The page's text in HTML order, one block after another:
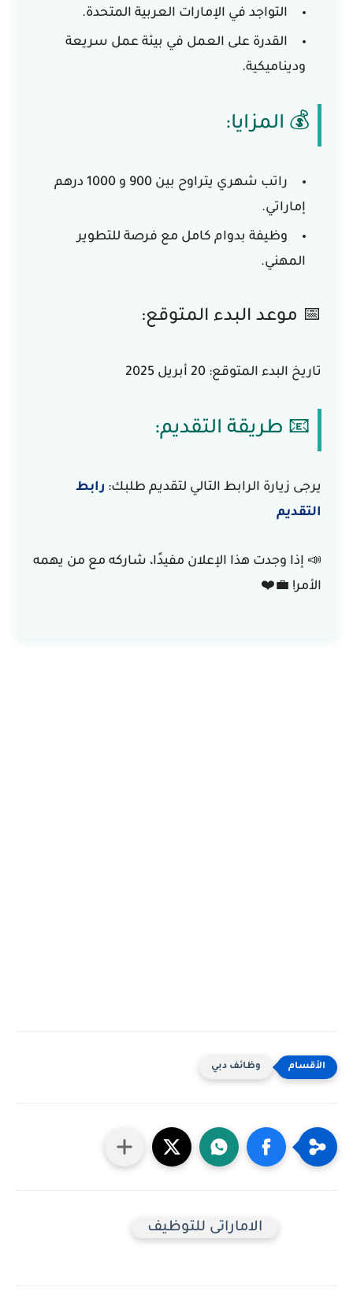
التواجد في الإمارات العربية المتحدة.
القدرة على العمل في بيئة عمل سريعة
وديناميكية.
💰 المزايا:
راتب شهري يتراوح بين 900 و 1000 درهم
إماراتي.
وظيفة بدوام كامل مع فرصة للتطوير
المهني.
📅 موعد البدء المتوقع:
تاريخ البدء المتوقع: 20 أبريل 2025
📧 طريقة التقديم:
يرجى زيارة الرابط التالي لتقديم طلبك: رابط
التقديم
📣 إذا وجدت هذا الإعلان مفيدًا، شاركه مع من يهمه
الأمر! 💼❤️
وظائف دبي
الاماراتى للتوظيف